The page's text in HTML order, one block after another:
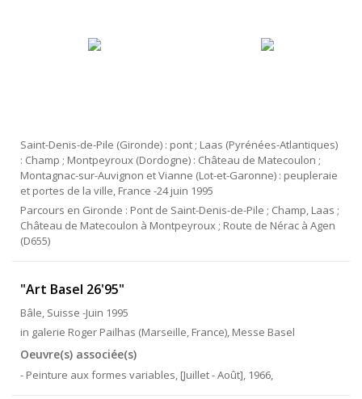
Saint-Denis-de-Pile (Gironde) : pont ; Laas (Pyrénées-Atlantiques)
: Champ ; Montpeyroux (Dordogne) : Château de Matecoulon ;
Montagnac-sur-Auvignon et Vianne (Lot-et-Garonne) : peupleraie
et portes de la ville, France -24 juin 1995
Parcours en Gironde : Pont de Saint-Denis-de-Pile ; Champ, Laas ;
Château de Matecoulon à Montpeyroux ; Route de Nérac à Agen
(D655)
"Art Basel 26'95"
Bâle, Suisse -Juin 1995
in galerie Roger Pailhas (Marseille, France), Messe Basel
Oeuvre(s) associée(s)
- Peinture aux formes variables, [Juillet - Août], 1966,